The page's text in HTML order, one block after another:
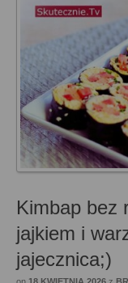
Kimbap bez
jajkiem i
jajecznica;)